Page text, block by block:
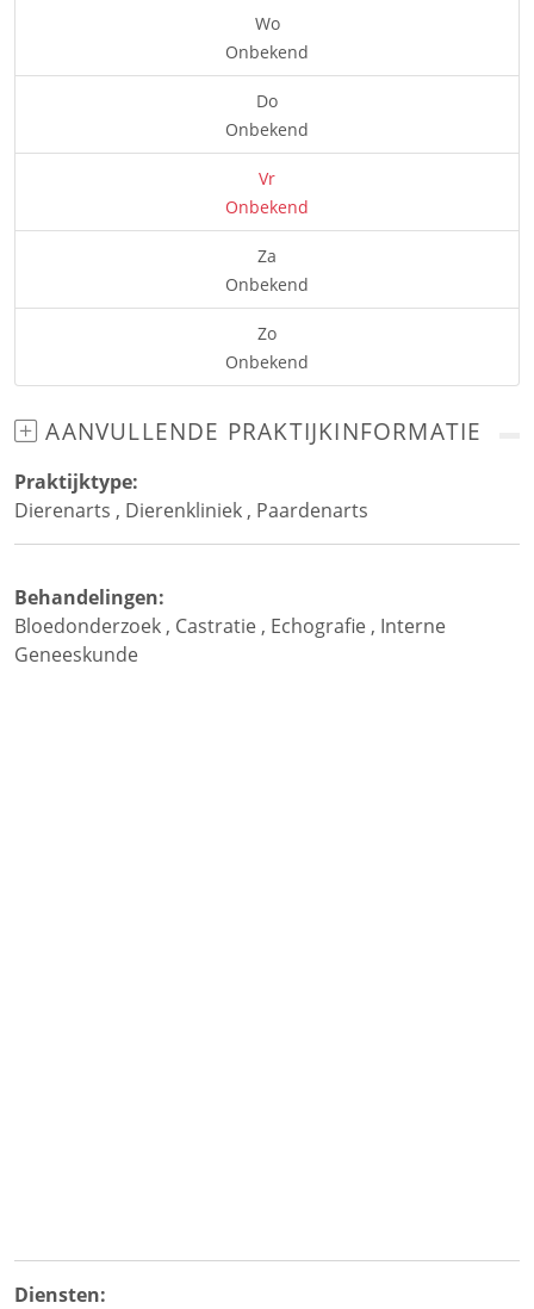
Wo
Onbekend
Do
Onbekend
Vr
Onbekend
Za
Onbekend
Zo
Onbekend
AANVULLENDE PRAKTIJKINFORMATIE
Praktijktype:
Dierenarts , Dierenkliniek , Paardenarts
Behandelingen:
Bloedonderzoek , Castratie , Echografie , Interne
Geneeskunde
Diensten: